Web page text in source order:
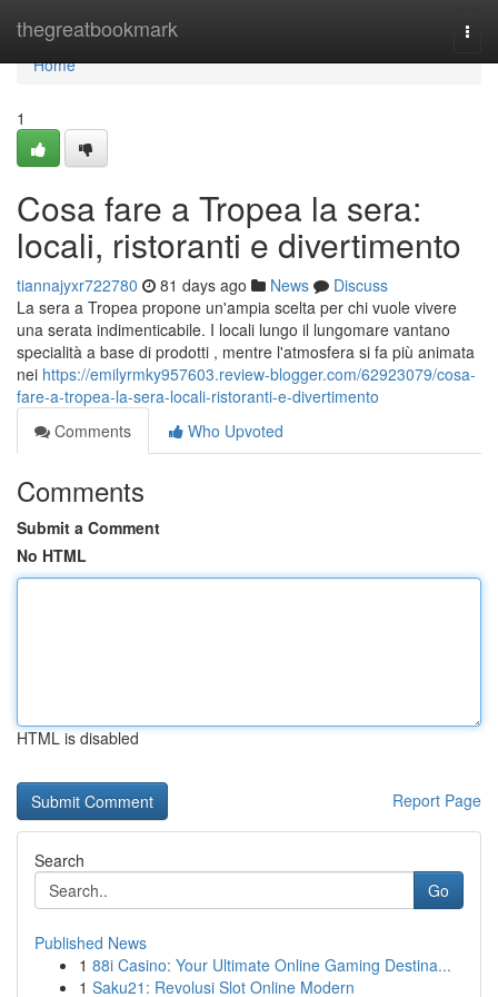
thegreatbookmark
Home
Home
1
Cosa fare a Tropea la sera:
locali, ristoranti e divertimento
tiannajyxr722780 81 days ago News
Discuss
La sera a Tropea propone un'ampia scelta per chi vuole vivere
una serata indimenticabile. I locali lungo il lungomare vantano
specialità a base di prodotti , mentre l'atmosfera si fa più animata
nei https://emilyrmky957603.review-blogger.com/62923079/cosa-
fare-a-tropea-la-sera-locali-ristoranti-e-divertimento
Comments
Who Upvoted
Comments
Submit a Comment
No HTML
HTML is disabled
Report Page
Search
Go
Published News
1 88i Casino: Your Ultimate Online Gaming Destina...
1 Saku21: Revolusi Slot Online Modern